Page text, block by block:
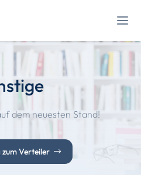
dem neuesten Stand!
Verteiler